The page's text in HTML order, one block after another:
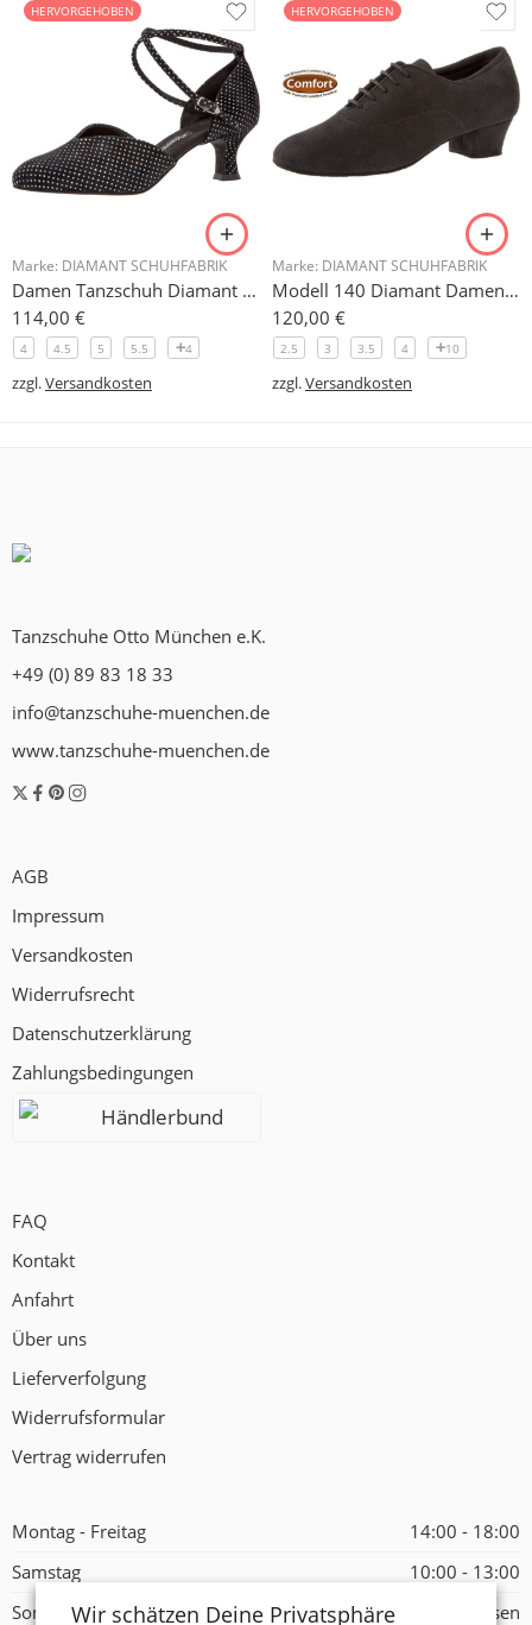
HERVORGEHOBEN
Marke: DIAMANT SCHUHFABRIK
Damen Tanzschuh Diamant Modell 105
114,00 €
4 4.5 5 5.5 4
zzgl.Versandkosten
HERVORGEHOBEN
Marke: DIAMANT SCHUHFABRIK
Modell 140 Diamant Damen Trainerschuh Microfaser 3,7 cm
120,00 €
2.5 3 3.5 4 10
zzgl.Versandkosten
Tanzschuhe Otto München e.K.
+49 (0) 89 83 18 33
info@tanzschuhe-muenchen.de
www.tanzschuhe-muenchen.de
AGB
Impressum
Versandkosten
Widerrufsrecht
Datenschutzerklärung
Zahlungsbedingungen
Händlerbund
FAQ
Kontakt
Anfahrt
Über uns
Lieferverfolgung
Widerrufsformular
Vertrag widerrufen
Montag - Freitag
14:00 - 18:00
Samstag
10:00 - 13:00
Sonntag
Geschlossen
Wir schätzen Deine Privatsphäre